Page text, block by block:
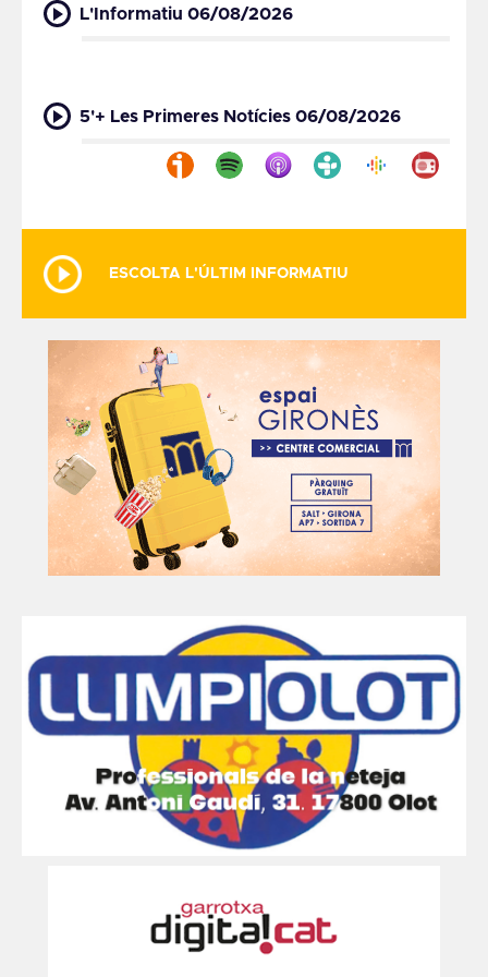
L'Informatiu 06/08/2026
5'+ Les Primeres Notícies 06/08/2026
ESCOLTA L'ÚLTIM INFORMATIU